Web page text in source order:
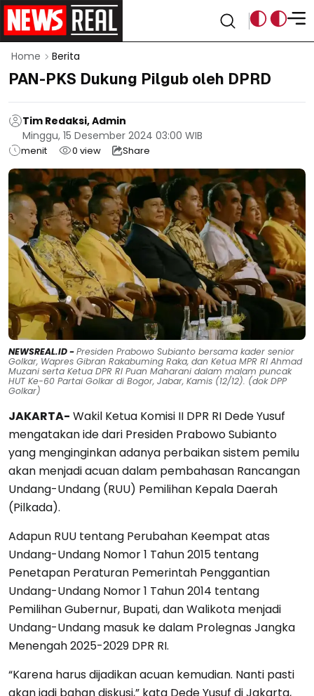
Home Berita
PAN-PKS Dukung Pilgub oleh DPRD
Tim Redaksi, Admin
Minggu, 15 Desember 2024 03:00 WIB
menit 0 view Share
NEWSREAL.ID -Presiden Prabowo Subianto bersama kader senior
Golkar, Wapres Gibran Rakabuming Raka, dan Ketua MPR RI Ahmad
Muzani serta Ketua DPR RI Puan Maharani dalam malam puncak
HUT Ke-60 Partai Golkar di Bogor, Jabar, Kamis (12/12). (dok DPP
Golkar)
JAKARTA- Wakil Ketua Komisi II DPR RI Dede Yusuf
mengatakan ide dari Presiden Prabowo Subianto
yang menginginkan adanya perbaikan sistem pemilu
akan menjadi acuan dalam pembahasan Rancangan
Undang-Undang (RUU) Pemilihan Kepala Daerah
(Pilkada).
Adapun RUU tentang Perubahan Keempat atas
Undang-Undang Nomor 1 Tahun 2015 tentang
Penetapan Peraturan Pemerintah Penggantian
Undang-Undang Nomor 1 Tahun 2014 tentang
Pemilihan Gubernur, Bupati, dan Walikota menjadi
Undang-Undang masuk ke dalam Prolegnas Jangka
Menengah 2025-2029 DPR RI.
“Karena harus dijadikan acuan kemudian. Nanti pasti